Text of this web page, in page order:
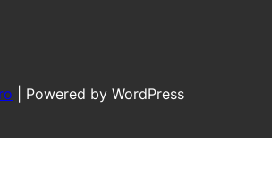
Powered by WordPress